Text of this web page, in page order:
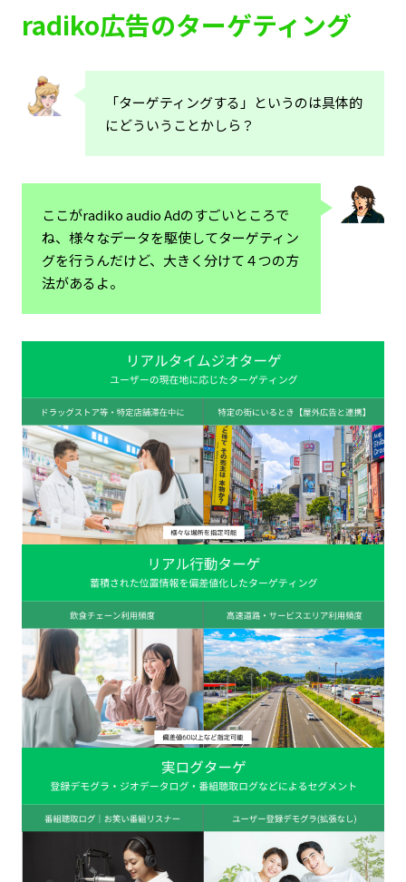
radiko広告のターゲティング
「ターゲティングする」というのは具体的
にどういうことかしら？
ここがradiko audio Adのすごいところで
ね、様々なデータを駆使してターゲティン
グを行うんだけど、大きく分けて４つの方
法があるよ。